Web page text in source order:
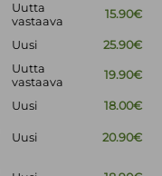
Uutta
vastaava
15.90€
Uusi 25.90€
Uutta
vastaava
19.90€
Uusi
18.00€
Uusi 20.90€